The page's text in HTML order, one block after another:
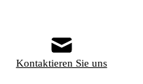
Kontaktieren Sie uns